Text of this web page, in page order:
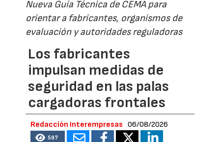
Nueva Guía Técnica de CEMA para
orientar a fabricantes, organismos de
evaluación y autoridades reguladoras
Los fabricantes
impulsan medidas de
seguridad en las palas
cargadoras frontales
Redacción Interempresas 06/08/2026
597